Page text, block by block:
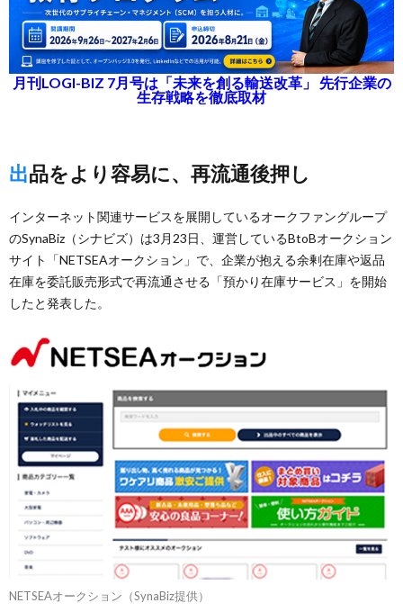
月刊LOGI-BIZ 7月号は「未来を創る輸送改革」 先行企業の
生存戦略を徹底取材
出品をより容易に、再流通後押し
インターネット関連サービスを展開しているオークファングループ
のSynaBiz（シナビズ）は3月23日、運営しているBtoBオークション
サイト「NETSEAオークション」で、企業が抱える余剰在庫や返品
在庫を委託販売形式で再流通させる「預かり在庫サービス」を開始
したと発表した。
NETSEAオークション（SynaBiz提供）